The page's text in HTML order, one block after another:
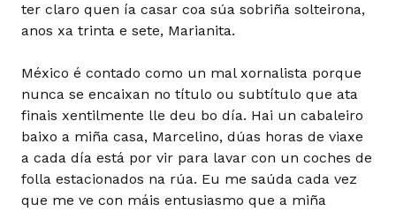
ter claro quen ía casar coa súa sobriña solteirona,
anos xa trinta e sete, Marianita.
México é contado como un mal xornalista porque
nunca se encaixan no título ou subtítulo que ata
finais xentilmente lle deu bo día. Hai un cabaleiro
baixo a miña casa, Marcelino, dúas horas de viaxe
a cada día está por vir para lavar con un coches de
folla estacionados na rúa. Eu me saúda cada vez
que me ve con máis entusiasmo que a miña